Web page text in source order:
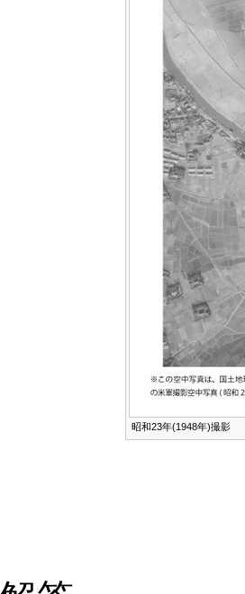
昭和23年(1948年)撮影